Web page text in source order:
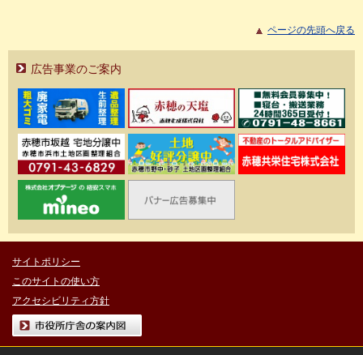
ページの先頭へ戻る
広告事業のご案内
サイトポリシー
このサイトの使い方
アクセシビリティ方針
市役所庁舎の案内図